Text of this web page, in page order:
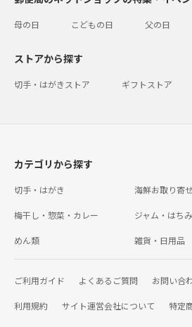
母の日 こどもの日 父の日
ストアから探す
切手・はがきストア ギフトストア
カテゴリから探す
切手・はがき 海鮮お取り寄
梅干し・惣菜・カレー ジャム・はち
めん類 雑貨・日用品
ご利用ガイド よくあるご質問 お問い合
利用規約 サイト運営会社について 特定